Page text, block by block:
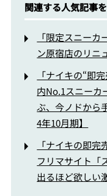
関連する人気記事
「限定スニー
ン原宿店のリニ
「ナイキの“即
内No.1スニーカ
ぶ、今ノドから
4年10月期】
「ナイキの即
フリマサイト「
出るほど欲しい